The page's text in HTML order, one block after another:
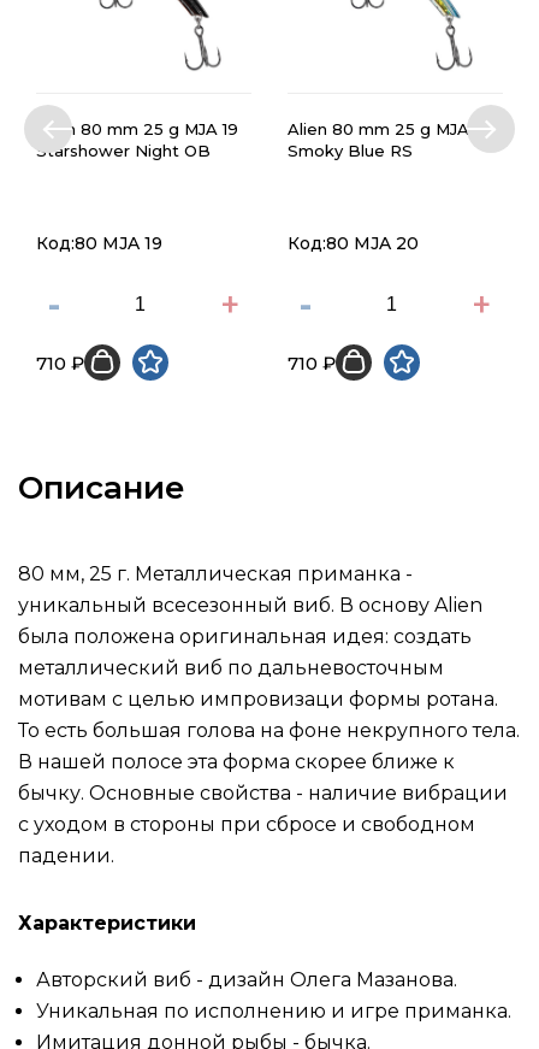
Alien 80 mm 25 g MJA 19
Starshower Night OB
Код:80 MJA 19
- +
710 ₽
Alien 80 mm 25 g MJA 20
Smoky Blue RS
Код:80 MJA 20
- +
710 ₽
Описание
80 мм, 25 г. Металлическая приманка -
уникальный всесезонный виб. В основу Alien
была положена оригинальная идея: создать
металлический виб по дальневосточным
мотивам с целью импровизаци формы ротана.
То есть большая голова на фоне некрупного тела.
В нашей полосе эта форма скорее ближе к
бычку. Основные свойства - наличие вибрации
с уходом в стороны при сбросе и свободном
падении.
Характеристики
Авторский виб - дизайн Олега Мазанова.
Уникальная по исполнению и игре приманка.
Имитация донной рыбы - бычка.